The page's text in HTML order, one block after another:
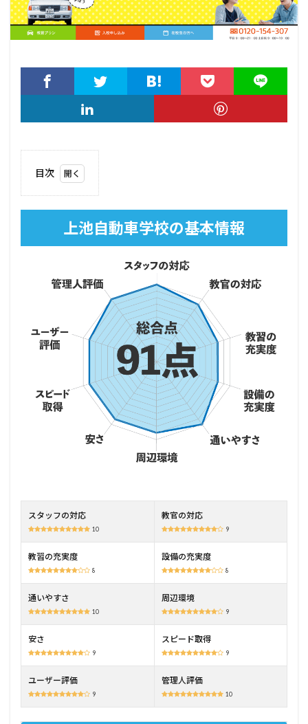
目次
校の
特徴
駅か
ら一
教習
も学
習も
わか
りや
す
い！
ミな
どの
ユー
ザー
評価
上池自動車学校の基本情報
スタッフの対応
10
教官の対応
9
教習の充実度
8
設備の充実度
8
通いやすさ
10
周辺環境
9
安さ
9
スピード取得
9
ユーザー評価
9
管理人評価
10